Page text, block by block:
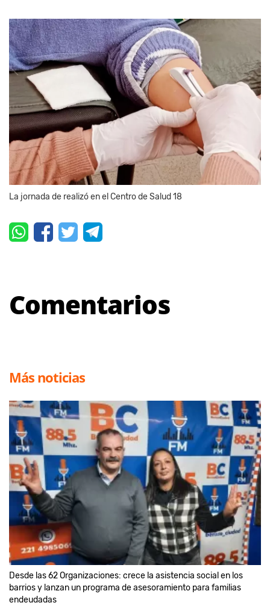
La jornada de realizó en el Centro de Salud 18
Comentarios
Más noticias
Desde las 62 Organizaciones: crece la asistencia social en los
barrios y lanzan un programa de asesoramiento para familias
endeudadas